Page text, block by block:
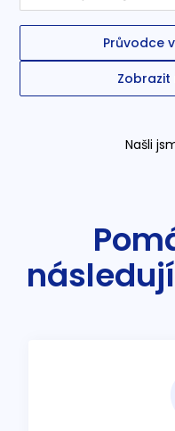
Průvodce
Našli